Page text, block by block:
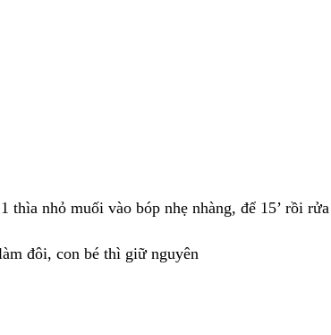
nhỏ muối vào bóp nhẹ nhàng, để 15’ rồi
đôi, con bé thì giữ nguyên